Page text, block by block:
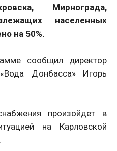
Мирнограда,
населенных
на 50%.
сообщил директор
Донбасса» Игорь
произойдет в
на Карловской